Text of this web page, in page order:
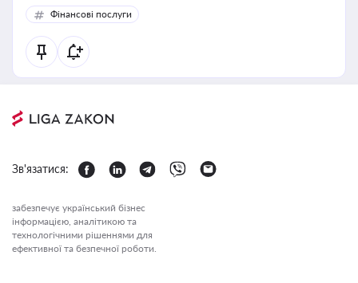
Фінансові послуги
Зв'язатися:
забезпечує український бізнес
інформацією, аналітикою та
технологічними рішеннями для
ефективної та безпечної роботи.